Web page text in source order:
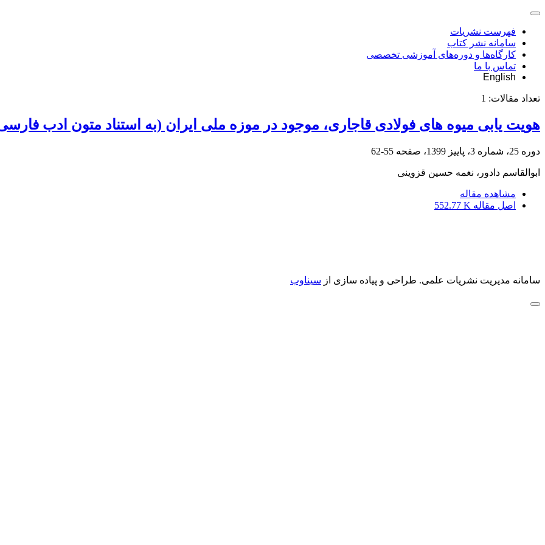
فهرست نشریات
سامانه نشر کتاب
کارگاه‌ها و دوره‌های آموزشی تخصصی
تماس با ما
English
تعداد مقالات: 1
هویت یابی میوه های فولادی قاجاری، موجود در موزه ملی ایران (به استناد متون ادب
دوره 25، شماره 3، پاییز 1399، صفحه 55-62
ابوالقاسم دادور، نغمه حسین قزوینی
مشاهده مقاله
اصل مقاله 552.77 K
سامانه مدیریت نشریات علمی. طراحی و پیاده سازی از سیناوب